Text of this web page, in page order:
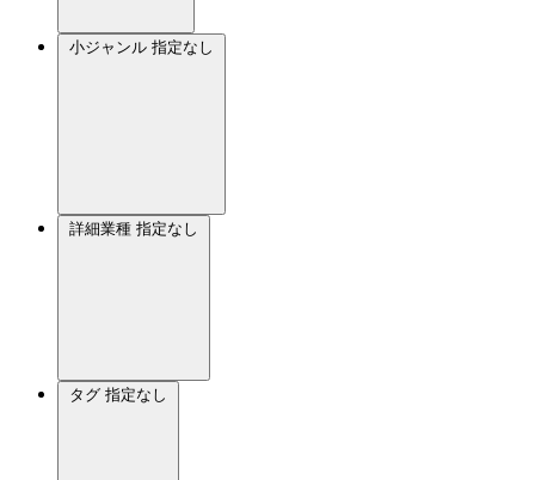
小ジャンル 指定なし
詳細業種 指定なし
タグ 指定なし